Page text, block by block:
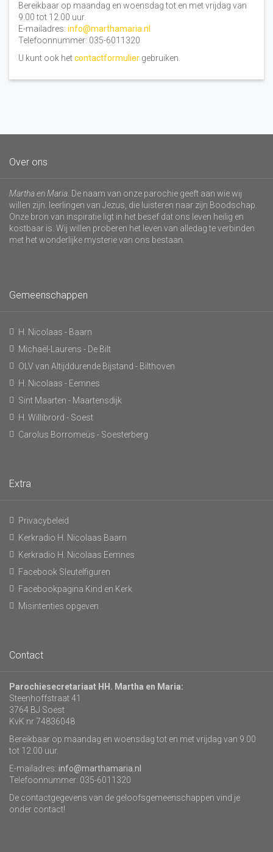
Bereikbaar op maandag en woensdag tot en met vrijdag van
9.00 tot 12.00 uur.
E-mailadres: info@marthamaria.nl
Telefoonnummer: 035-6011320
U kunt ook hetcontactformulier gebruiken.
Over ons
Martha en Maria . De naam van onze parochie geeft aan wie wij
willen zijn: leerlingen van Jezus, die luisteren naar zijn Boodschap.
Onze bron van inspiratie ligt in het besef dat ons leven heilig en
kostbaar is. Wij willen proberen het leven van alledag te verbinden
met het wonderlijke mysterie van ons bestaan.
Gemeenschappen
H. Nicolaas - Baarn
Michaël-Laurens - De Bilt
OLV van Altijddurende Bijstand - Bilthoven
H. Nicolaas - Eemnes
Sint Maarten - Maartensdijk
H. Willibrord - Soest
Carolus Borromeüs - Soesterberg
Extra
Privacybeleid
Kerkradio H. Nicolaas Baarn
Kerkradio H. Nicolaas Eemnes
Facebook Sleutelfiguren
Facebookpagina Kind en Kerk
Misintenties opgeven
Contact
Parochiesecretariaat HH. Martha en Maria:
Steenhoffstraat 41
3764 BJ Soest
KvK nr 74836048
Bereikbaar op maandag en woensdag tot en met vrijdag van 9.00
tot 12.00 uur.
E-mailadres: info@marthamaria.nl
Telefoonnummer: 035-6011320
De contactgegevens van de geloofsgemeenschappen vind je
onder contact!